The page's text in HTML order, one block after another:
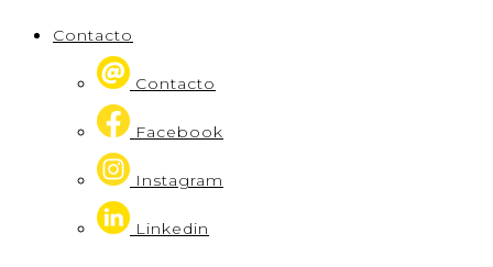
Contacto
Contacto
Facebook
Instagram
Linkedin